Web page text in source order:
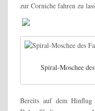
zur Corniche fahren zu
Spiral-Moschee
Bereits auf dem